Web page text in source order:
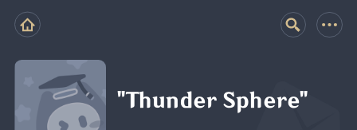
"Thunder Sphere"